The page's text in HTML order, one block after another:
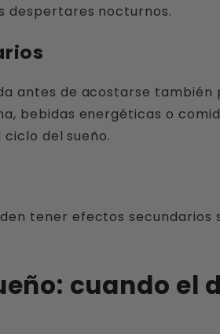
despertares nocturnos.
antes de acostarse también
bebidas energéticas o
del sueño.
tener efectos
cuando el